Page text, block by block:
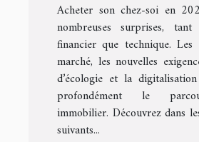
Acheter son chez-soi en
nombreuses surprises,
financier que technique.
marché, les nouvelles
d’écologie et la
profondément le
immobilier. Découvrez dans
suivants...